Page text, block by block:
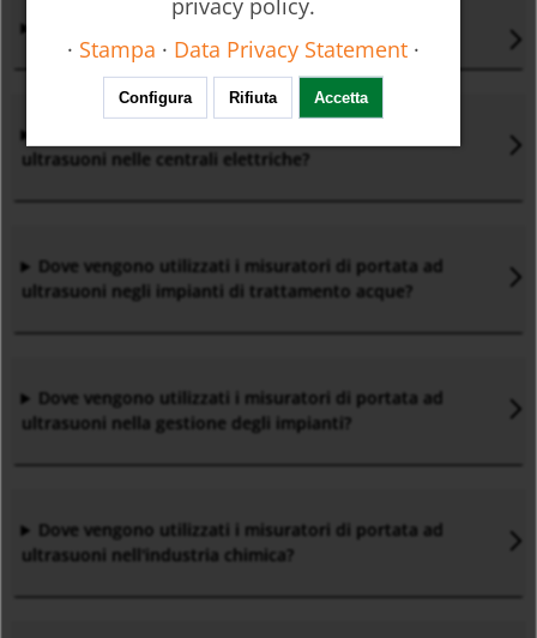
ultrasuoni nelle centrali elettriche?
Dove vengono utilizzati i misuratori di portata ad
ultrasuoni negli impianti di trattamento acque?
Dove vengono utilizzati i misuratori di portata ad
ultrasuoni nella gestione degli impianti?
Dove vengono utilizzati i misuratori di portata ad
ultrasuoni nell'industria chimica?
· Stampa · Data Privacy Statement ·
Configura Rifiuta Accetta